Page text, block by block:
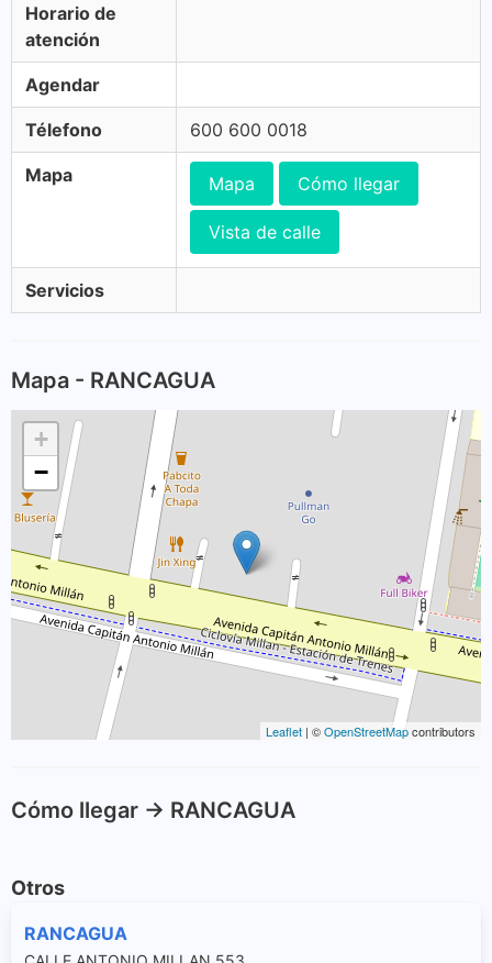
Horario de
atención
Agendar
Télefono 600 600 0018
Mapa Mapa Cómo llegar
Vista de calle
Servicios
Mapa - RANCAGUA
+
−
Leaflet | ©OpenStreetMapcontributors
Cómo llegar -> RANCAGUA
Otros
RANCAGUA